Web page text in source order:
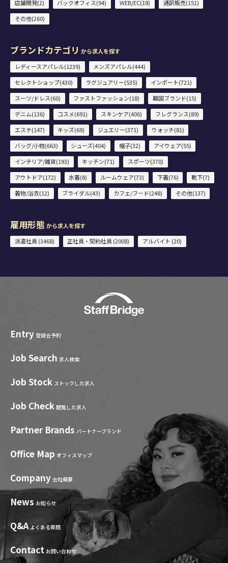
店舗開発(2)
バックオフィス(94) WEB/EC(18)
通訳販売(151)
その他(260)
ブランドカテゴリ から求人を探す
レディースアパレル(1239)
メンズアパレル(444)
セレクトショップ(430)
ラグジュアリー(535)
インポート(721)
スーツ/ドレス(60)
ファストファッション(18)
韓国ブランド(15)
デニム(136)
コスメ(691) スキンケア(406)
フレグランス(89)
エステ(147)
キッズ(69) ジュエリー(371)
ウォッチ(81)
バッグ/小物(663)
シューズ(404) 帽子(32)
アイウェア(55)
インテリア/雑貨(193)
キッチン(71)
スポーツ(370)
アウトドア(172)
水着(8) ルームウェア(73) 下着(76)
靴下(7)
着物/浴衣(12)
ブライダル(43) カフェ/フード(248) その他(137)
雇用形態 から求人を探す
派遣社員 (3468)
正社員・契約社員 (2008) アルバイト (20)
Entry 登録会予約
Job Search 求人検索
Job Stock ストックした求人
Job Check 閲覧した求人
Partner Brands パートナーブランド
Office Map オフィスマップ
Company 会社概要
News お知らせ
Q&A よくある質問
Contact お問い合わせ